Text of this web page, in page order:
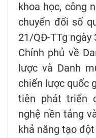
khoa học, công
chuyển đổi số
21/QĐ-TTg
Chính phủ về
lược và Danh
chiến lược quốc
tiên phát triển
nghệ nền tảng
khả năng tạo